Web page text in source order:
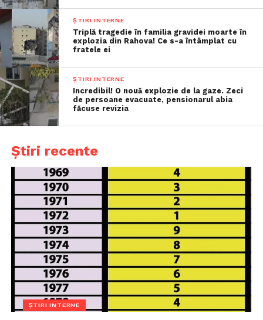
ȘTIRI INTERNE
Triplă tragedie în familia gravidei moarte în
explozia din Rahova! Ce s-a întâmplat cu
fratele ei
ȘTIRI INTERNE
Incredibil! O nouă explozie de la gaze. Zeci
de persoane evacuate, pensionarul abia
făcuse revizia
Știri recente
ȘTIRI INTERNE